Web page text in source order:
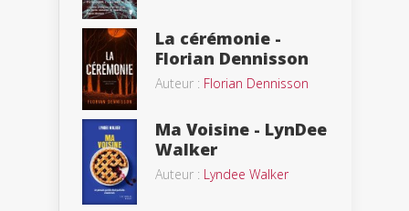
La cérémonie -
Florian Dennisson
Auteur : Florian Dennisson
Ma Voisine - LynDee
Walker
Auteur : Lyndee Walker